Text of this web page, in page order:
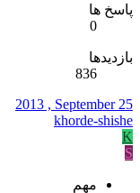
پاسخ ها
0
بازدیدها
836
2013 , September 25
khorde-shishe
K
S
مهم